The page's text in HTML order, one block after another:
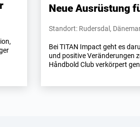
Neue Ausrüstung
Standort: Rudersdal,
Bei TITAN Impact geht es
und positive Veränderungen
Håndbold Club verkörpert